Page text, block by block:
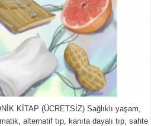
KİTAP (ÜCRETSİZ) Sağlıklı yaşam,
alternatif tıp, kanıta dayalı tıp, sahte